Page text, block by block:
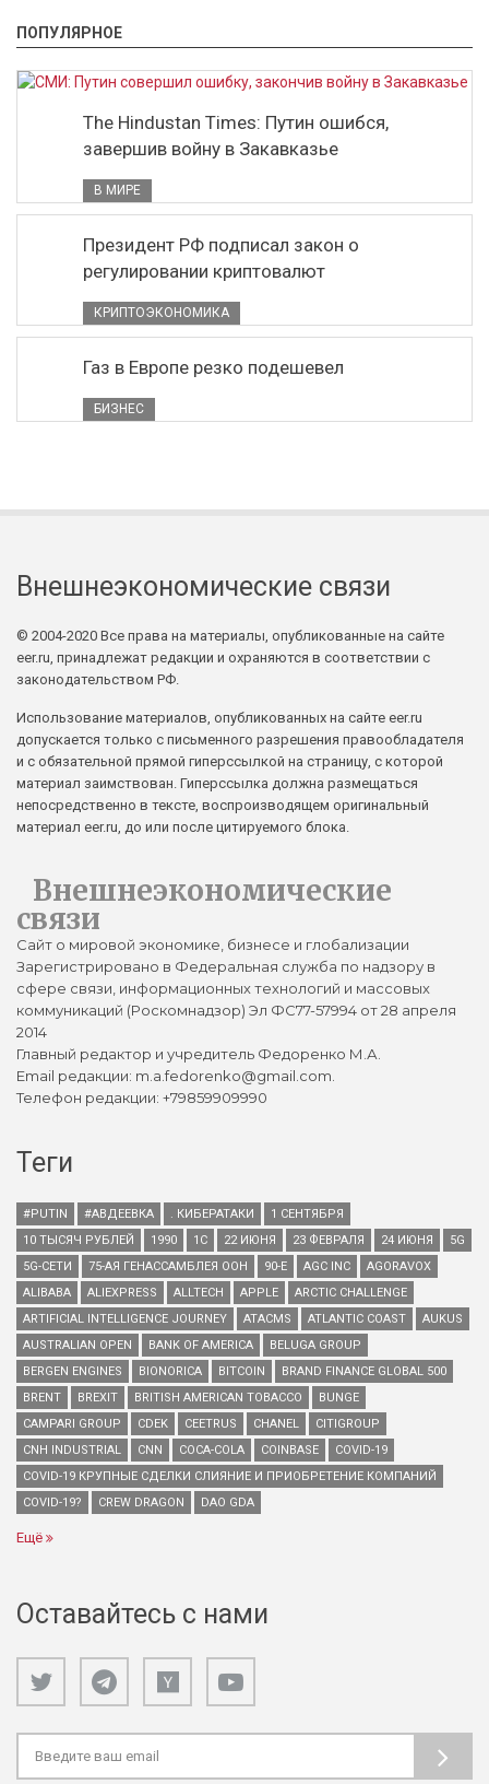
ПОПУЛЯРНОЕ
The Hindustan Times: Путин ошибся,
завершив войну в Закавказье
В МИРЕ
Президент РФ подписал закон о
регулировании криптовалют
КРИПТОЭКОНОМИКА
Газ в Европе резко подешевел
БИЗНЕС
Внешнеэкономические связи
© 2004-2020 Все права на материалы, опубликованные на сайте
eer.ru, принадлежат редакции и охраняются в соответствии с
законодательством РФ.
Использование материалов, опубликованных на сайте eer.ru
допускается только с письменного разрешения правообладателя
и с обязательной прямой гиперссылкой на страницу, с которой
материал заимствован. Гиперссылка должна размещаться
непосредственно в тексте, воспроизводящем оригинальный
материал eer.ru, до или после цитируемого блока.
Внешнеэкономические
связи
Сайт о мировой экономике, бизнесе и глобализации
Зарегистрировано в Федеральная служба по надзору в
сфере связи, информационных технологий и массовых
коммуникаций (Роскомнадзор) Эл ФС77-57994 от 28 апреля
2014
Главный редактор и учредитель Федоренко М.А.
Email редакции: m.a.fedorenko@gmail.com.
Телефон редакции: +79859909990
Теги
#PUTIN #АВДЕЕВКА . КИБЕРАТАКИ
1 СЕНТЯБРЯ
10 ТЫСЯЧ РУБЛЕЙ
1990 1С 22 ИЮНЯ 23 ФЕВРАЛЯ 24 ИЮНЯ
5G
5G-СЕТИ
75-АЯ ГЕНАССАМБЛЕЯ ООН 90-Е AGC INC
AGORAVOX
ALIBABA
ALIEXPRESS ALLTECH APPLE
ARCTIC CHALLENGE
ARTIFICIAL INTELLIGENCE JOURNEY
ATACMS ATLANTIC COAST
AUKUS
AUSTRALIAN OPEN
BANK OF AMERICA
BELUGA GROUP
BERGEN ENGINES
BIONORICA BITCOIN
BRAND FINANCE GLOBAL 500
BRENT
BREXIT BRITISH AMERICAN TOBACCO
BUNGE
CAMPARI GROUP
CDEK CEETRUS CHANEL
CITIGROUP
CNH INDUSTRIAL
CNN COCA-COLA COINBASE
COVID-19
COVID-19 КРУПНЫЕ СДЕЛКИ СЛИЯНИЕ И ПРИОБРЕТЕНИЕ КОМПАНИЙ
COVID-19?
CREW DRAGON DAO GDA
Ещё
Оставайтесь с нами